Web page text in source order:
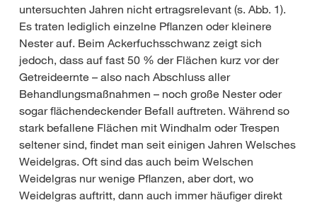
untersuchten Jahren nicht ertragsrelevant (s. Abb. 1).
Es traten lediglich einzelne Pflanzen oder kleinere
Nester auf. Beim Ackerfuchsschwanz zeigt sich
jedoch, dass auf fast 50 % der Flächen kurz vor der
Getreideernte – also nach Abschluss aller
Behandlungsmaßnahmen – noch große Nester oder
sogar flächendeckender Befall auftreten. Während so
stark befallene Flächen mit Windhalm oder Trespen
seltener sind, findet man seit einigen Jahren Welsches
Weidelgras. Oft sind das auch beim Welschen
Weidelgras nur wenige Pflanzen, aber dort, wo
Weidelgras auftritt, dann auch immer häufiger direkt